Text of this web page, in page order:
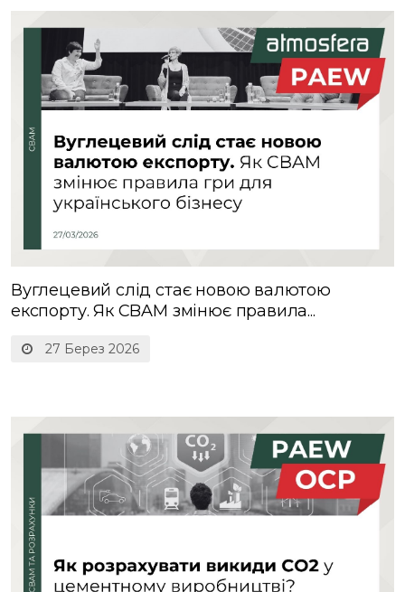
27 Берез 2026
Вуглецевий слід стає новою валютою
експорту. Як CBAM змінює правила...